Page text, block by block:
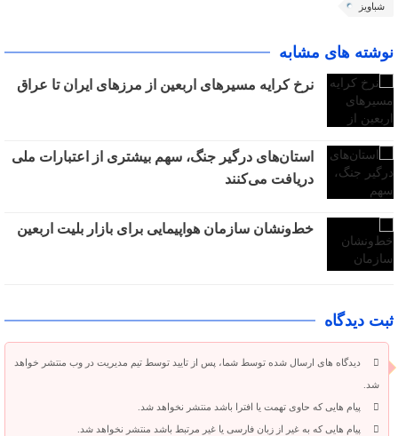
شباویز
نوشته های مشابه
نرخ کرایه مسیرهای اربعین از مرزهای ایران تا عراق
استان‌های درگیر جنگ، سهم بیشتری از اعتبارات ملی
دریافت می‌کنند
خط‌ونشان سازمان هواپیمایی برای بازار بلیت اربعین
ثبت دیدگاه
دیدگاه های ارسال شده توسط شما، پس از تایید توسط تیم مدیریت در وب منتشر خواهد
شد.
پیام هایی که حاوی تهمت یا افترا باشد منتشر نخواهد شد.
پیام هایی که به غیر از زبان فارسی یا غیر مرتبط باشد منتشر نخواهد شد.